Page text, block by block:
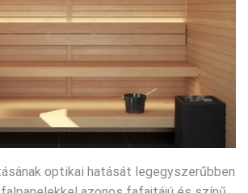
optikai hatását legegyszerűbben